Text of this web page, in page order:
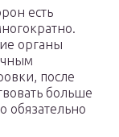
есть
органы
после
больше
обязательно